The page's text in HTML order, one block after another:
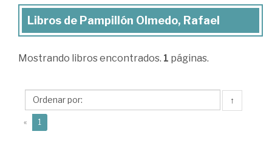
Libros
Pampillón
Rafael
Libros de Pampillón Olmedo, Rafael
Mostrando libros encontrados. 1 páginas.
↑
« 1